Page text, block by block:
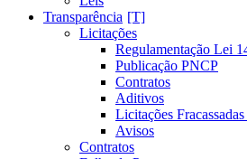
Transparência
Licitações
Regulamentação Lei
Publicação PNCP
Contratos
Aditivos
Licitações
Avisos
Contratos